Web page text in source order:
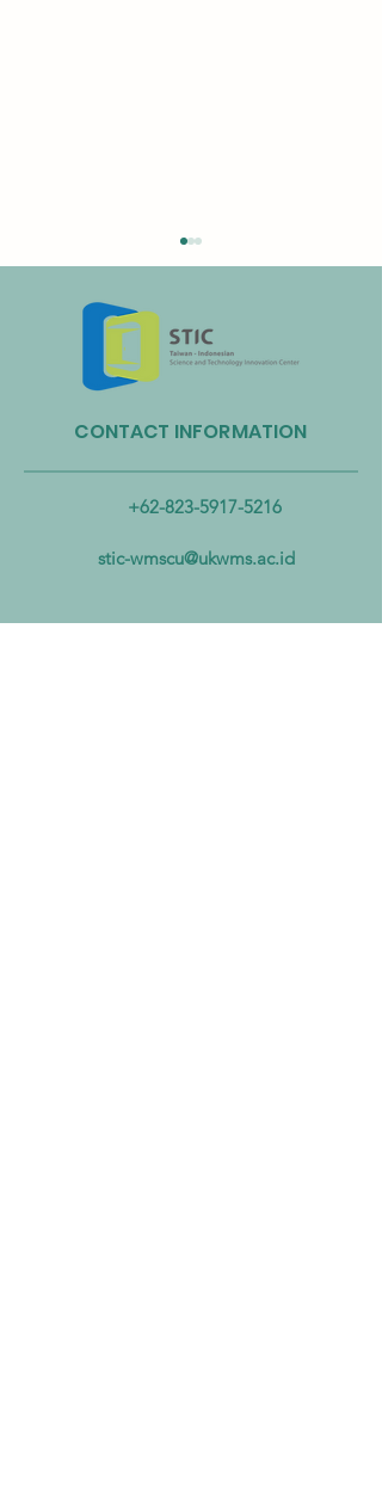
Taiwan Perkuat Kemitraan
Lintas Kementerian untuk
Mengatasi Pencemaran
hingga Laut
CONTACT INFORMATION
+62-823-5917-5216
stic-wmscu@ukwms.ac.id